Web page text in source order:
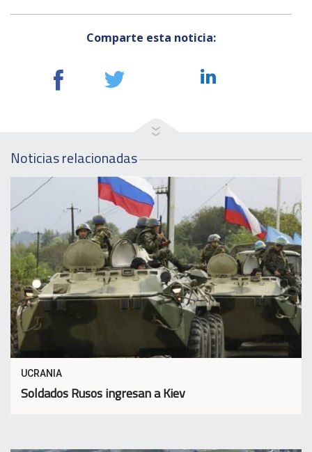
Comparte esta noticia:
Noticias relacionadas
UCRANIA
Soldados Rusos ingresan a Kiev